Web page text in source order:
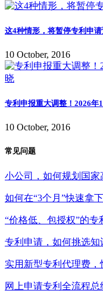
这4种情形，将暂停专利申请
10 October, 2016
专利申报重大调整！2026年
10 October, 2016
常见问题
小公司，如何规划国家
如何在“3个月”快速拿
“价格低、包授权”的专
专利申请，如何挑选知
实用新型专利代理费
网上申请专利全流程总